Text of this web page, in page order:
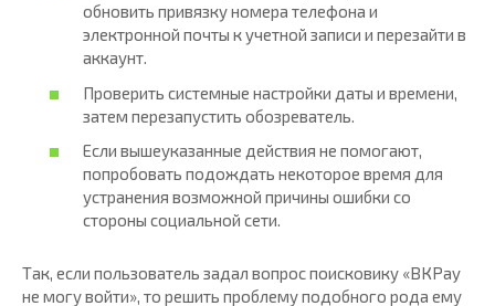
обновить привязку номера телефона и
электронной почты к учетной записи и перезайти в
аккаунт.
Проверить системные настройки даты и времени,
затем перезапустить обозреватель.
Если вышеуказанные действия не помогают,
попробовать подождать некоторое время для
устранения возможной причины ошибки со
стороны социальной сети.
Так, если пользователь задал вопрос поисковику «ВКPay
не могу войти», то решить проблему подобного рода ему